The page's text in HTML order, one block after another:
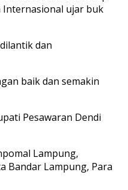
Internasional ujar buk
dan
baik dan semakin
Pesawaran Dendi
Lampung,
Bandar Lampung, Para